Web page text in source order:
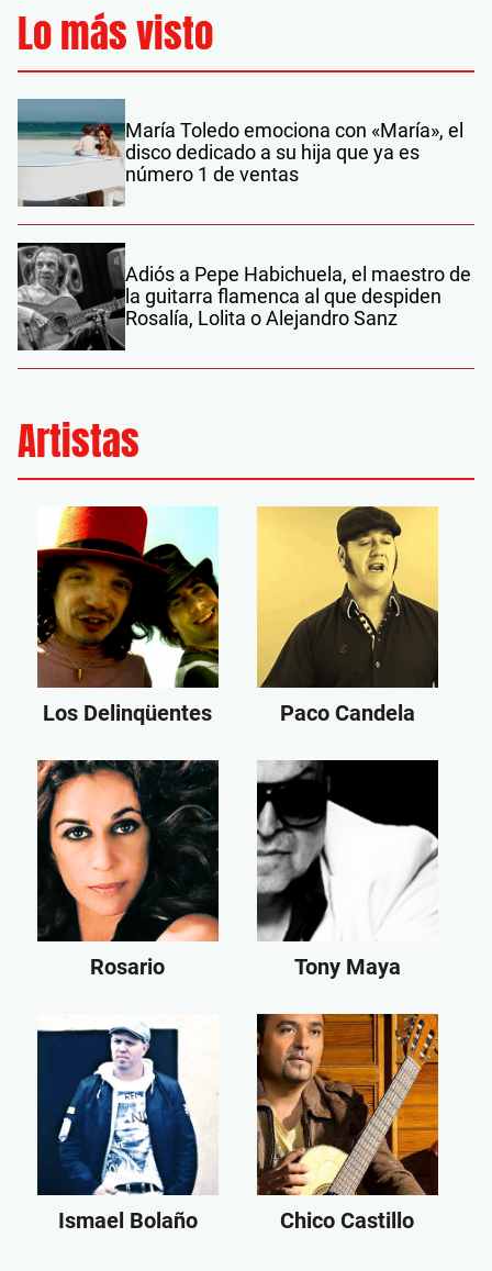
Lo más visto
María Toledo emociona con «María», el
disco dedicado a su hija que ya es
número 1 de ventas
Adiós a Pepe Habichuela, el maestro de
la guitarra flamenca al que despiden
Rosalía, Lolita o Alejandro Sanz
Artistas
Los Delinqüentes Paco Candela
Rosario Tony Maya
Ismael Bolaño Chico Castillo